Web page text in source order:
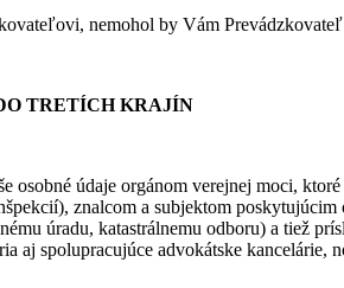
nemohol by Vám
TRETÍCH KRAJÍN
údaje orgánom verejnej moci,
znalcom a subjektom
úradu, katastrálnemu odboru) a tiež
aj spolupracujúce advokátske kancelárie,